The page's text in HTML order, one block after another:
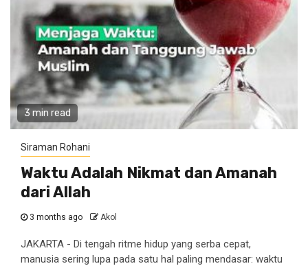
3 min read
Siraman Rohani
Waktu Adalah Nikmat dan Amanah
dari Allah
3 months ago Akol
JAKARTA - Di tengah ritme hidup yang serba cepat,
manusia sering lupa pada satu hal paling mendasar: waktu